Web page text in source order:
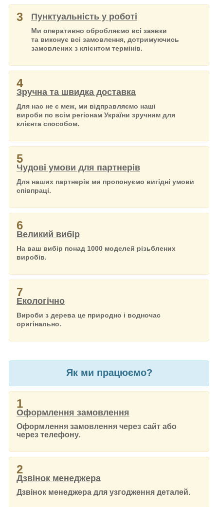
3 Пунктуальність у роботі
Ми оперативно обробляємо всі заявки
та виконує всі замовлення, дотримуючись
замовлених з клієнтом термінів.
4
Зручна та швидка доставка
Для нас не є меж, ми відправляємо наші
вироби по всім регіонам України зручним для
клієнта способом.
5
Чудові умови для партнерів
Для наших партнерів ми пропонуємо вигідні умови
співпраці.
6
Великий вибір
На ваш вибір понад 1000 моделей різьблених
виробів.
7
Екологічно
Вироби з дерева це природно і водночас
оригінально.
Як ми працюємо?
1
Оформлення замовлення
Оформлення замовлення через сайт або
через телефону.
2
Дзвінок менеджера
Дзвінок менеджера для узгодження деталей.